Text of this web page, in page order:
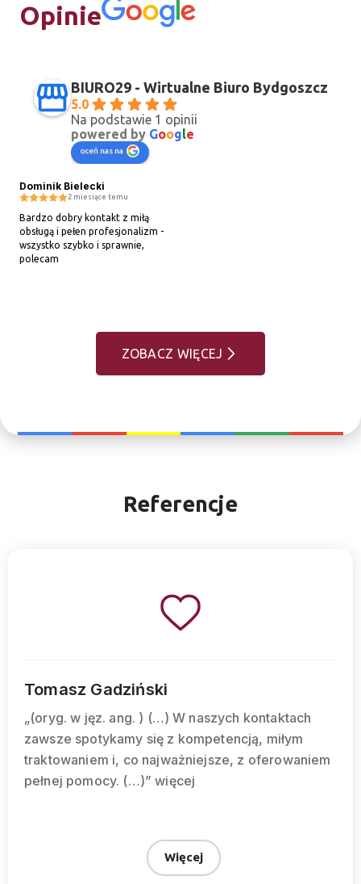
Opinie
BIURO29 - Wirtualne Biuro Bydgoszcz
5.0
Na podstawie 1 opinii
powered by Google
oceń nas na
Dominik Bielecki
2 miesiące temu
Bardzo dobry kontakt z miłą
obsługą i pełen profesjonalizm -
wszystko szybko i sprawnie,
polecam
ZOBACZ WIĘCEJ
Referencje
Daniel Zembski
„(…) Jeśli ktokolwiek szuka biura, w którym
zawsze może liczyć na fachowe doradztwo,
kompetencje i serdeczne podejście to gorąco
polecam Biuro29. Największym atutem,
Więcej